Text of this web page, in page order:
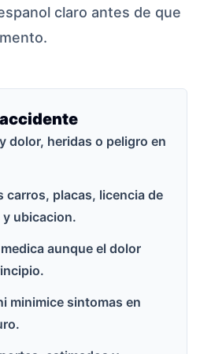
claro antes de que
dolor, heridas o peligro en
carros, placas, licencia de
y ubicacion.
aunque el dolor
minimice sintomas en